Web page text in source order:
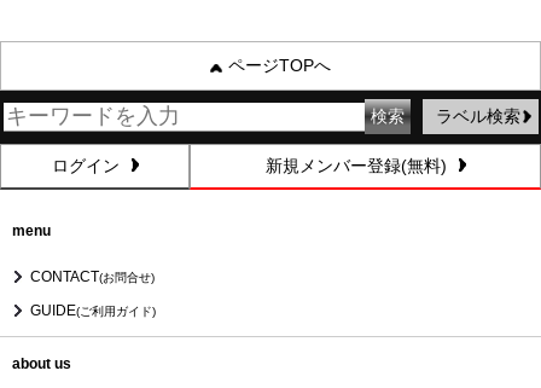
ページTOPへ
ラベル検索
ログイン 新規メンバー登録(無料)
menu
CONTACT(お問合せ)
GUIDE(ご利用ガイド)
about us